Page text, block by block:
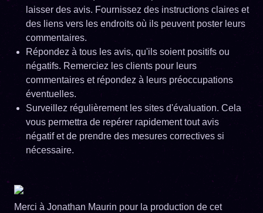
laisser des avis. Fournissez des instructions claires et
des liens vers les endroits où ils peuvent poster leurs
commentaires.
Répondez à tous les avis, qu'ils soient positifs ou
négatifs. Remerciez les clients pour leurs
commentaires et répondez à leurs préoccupations
éventuelles.
Surveillez régulièrement les sites d'évaluation. Cela
vous permettra de repérer rapidement tout avis
négatif et de prendre des mesures correctives si
nécessaire.
Merci à Jonathan Maurin pour la production de cet